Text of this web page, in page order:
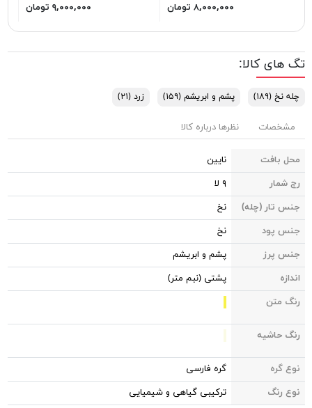
۸,۰۰۰,۰۰۰ تومان ۹,۰۰۰,۰۰۰ تومان
تگ های کالا:
چله نخ(۱۸۹) پشم و ابریشم(۱۵۹) زرد(۲۱)
مشخصات نظرها درباره کالا
محل بافت
نایین
رج شمار
۹ لا
جنس تار (چله)
نخ
جنس پود
نخ
جنس پرز
پشم و ابریشم
اندازه
پشتی (نبم متر)
رنگ متن
رنگ حاشیه
نوع گره
گره فارسی
نوع رنگ
ترکیبی گیاهی و شیمیایی